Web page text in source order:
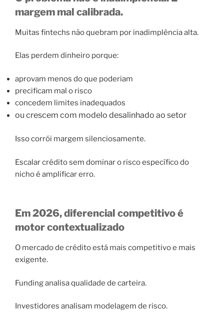
margem mal calibrada.
Muitas fintechs não quebram por inadimplência alta.
Elas perdem dinheiro porque:
aprovam menos do que poderiam
precificam mal o risco
concedem limites inadequados
ou crescem com modelo desalinhado ao setor
Isso corrói margem silenciosamente.
Escalar crédito sem dominar o risco específico do
nicho é amplificar erro.
Em 2026, diferencial competitivo é
motor contextualizado
O mercado de crédito está mais competitivo e mais
exigente.
Funding analisa qualidade de carteira.
Investidores analisam modelagem de risco.